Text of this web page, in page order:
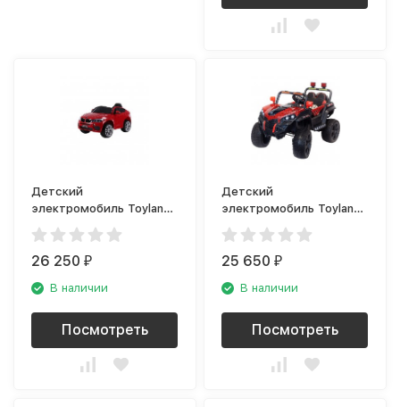
Детский
электромобиль Toyland
BMW X6M mini красный
26 250₽
В наличии
Посмотреть
Детский
электромобиль Toyland
Багги 2018 Р Спайдер
25 650₽
В наличии
Посмотреть